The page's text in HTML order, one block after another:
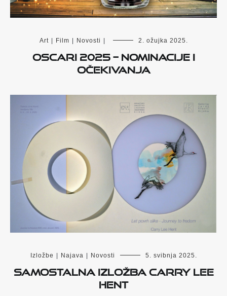
Art Film Novosti 2. ožujka 2025.
Oscari 2025 – Nominacije i
očekivanja
Izložbe Najava Novosti 5. svibnja 2025.
Samostalna izložba Carry Lee
Hent